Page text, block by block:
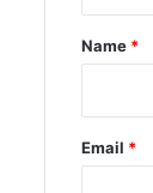
*
Name *
Email *